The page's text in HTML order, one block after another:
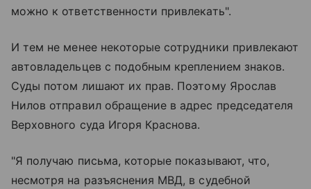
можно к ответственности привлекать".
И тем не менее некоторые сотрудники привлекают
автовладельцев с подобным креплением знаков.
Суды потом лишают их прав. Поэтому Ярослав
Нилов отправил обращение в адрес председателя
Верховного суда Игоря Краснова.
"Я получаю письма, которые показывают, что,
несмотря на разъяснения МВД, в судебной